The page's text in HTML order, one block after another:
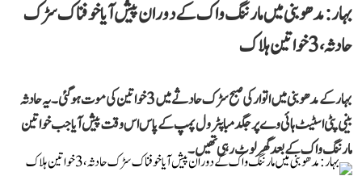
بہار: مدھوبنی میں مارننگ واک کے دوران پیش آیا خوفناک سڑک
حادثہ، 3 خواتین ہلاک
بہار کے مدھوبنی میں اتوار کی صبح سڑک حادثے میں 3 خواتین کی موت ہو گئی۔ یہ حادثہ
بینی پٹی اسٹیٹ ہائی وے پر جگدمبا پٹرول پمپ کے پاس اس وقت پیش آیا جب خواتین
مارننگ واک کے بعد گھر لوٹ رہی تھیں۔